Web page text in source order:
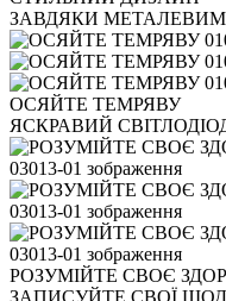
ЗАВДЯКИ
ОСЯЙТЕ ТЕМРЯВУ
ЯСКРАВИЙ
РОЗУМІЙТЕ СВОЄ
ЗАПИСУЙТЕ СВОЇ